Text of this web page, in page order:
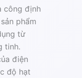
công định
phẩm
từ
tinh.
điện
độ hạt